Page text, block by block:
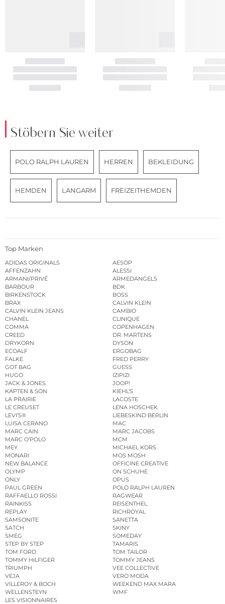
Stöbern Sie weiter
POLO RALPH LAUREN HERREN BEKLEIDUNG
HEMDEN LANGARM FREIZEITHEMDEN
Top Marken
ADIDAS ORIGINALS
AESOP
AFFENZAHN
ALESSI
ARMANI/PRIVÉ
ARMEDANGELS
BARBOUR
BDK
BIRKENSTOCK
BOSS
BRAX
CALVIN KLEIN
CALVIN KLEIN JEANS
CAMBIO
CHANEL
CLINIQUE
COMMA
COPENHAGEN
CREED
DR. MARTENS
DRYKORN
DYSON
ECOALF
ERGOBAG
FALKE
FRED PERRY
GOT BAG
GUESS
HUGO
IZIPIZI
JACK & JONES
JOOP!
KAPTEN & SON
KIEHL’S
LA PRAIRIE
LACOSTE
LE CREUSET
LENA HOSCHEK
LEVI’S®
LIEBESKIND BERLIN
LUISA CERANO
MAC
MARC CAIN
MARC JACOBS
MARC O’POLO
MCM
MEY
MICHAEL KORS
MONARI
MOS MOSH
NEW BALANCE
OFFICINE CREATIVE
OLYMP
ON SCHUHE
ONLY
OPUS
PAUL GREEN
POLO RALPH LAUREN
RAFFAELLO ROSSI
RAGWEAR
RAINKISS
REISENTHEL
REPLAY
RICHROYAL
SAMSONITE
SANETTA
SATCH
SKINY
SMEG
SOMEDAY
STEP BY STEP
TAMARIS
TOM FORD
TOM TAILOR
TOMMY HILFIGER
TOMMY JEANS
TRIUMPH
VEE COLLECTIVE
VEJA
VERO MODA
VILLEROY & BOCH
WEEKEND MAX MARA
WELLENSTEYN
WMF
LES VISIONNAIRES